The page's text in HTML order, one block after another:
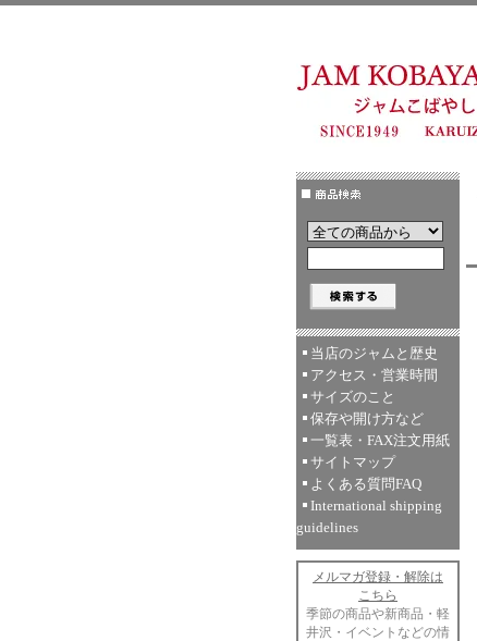
当店のジャムと歴史
アクセス・営業時間
サイズのこと
保存や開け方など
一覧表・FAX注文用紙
サイトマップ
よくある質問FAQ
International shipping
guidelines
メルマガ登録・解除は
こちら
季節の商品や新商品・軽
井沢・イベントなどの情